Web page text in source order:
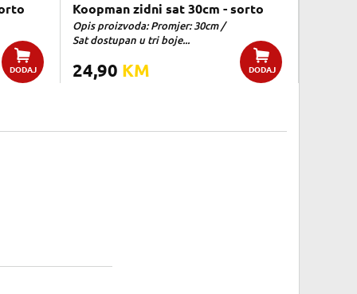
DODAJ
Koopman zidni sat 30cm - sorto
Opis proizvoda: Promjer: 30cm /
Sat dostupan u tri boje...
24,90 KM DODAJ